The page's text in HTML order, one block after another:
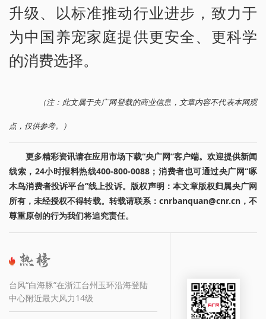
升级、以标准推动行业进步，致力于
为中国养宠家庭提供更安全、更科学
的消费选择。
（注：此文属于央广网登载的商业信息，文章内容不代表本网观
点，仅供参考。）
更多精彩资讯请在应用市场下载“央广网”客户端。欢迎提供新闻
线索，24小时报料热线400-800-0088；消费者也可通过央广网“啄
木鸟消费者投诉平台”线上投诉。版权声明：本文章版权归属央广网
所有，未经授权不得转载。转载请联系：cnrbanquan@cnr.cn，不
尊重原创的行为我们将追究责任。
台风“白海豚”在浙江台州玉环沿海登陆
中心附近最大风力14级